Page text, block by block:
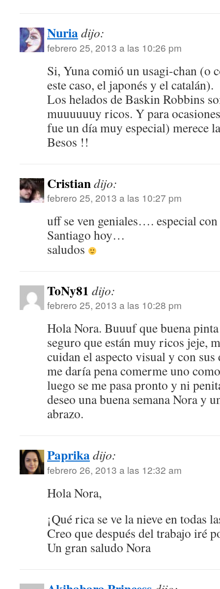
Nuriadijo:
febrero 25, 2013 a las 10:26 pm
Si, Yuna comió un usagi-chan (o
este caso, el japonés y el catalán).
Los helados de Baskin Robbins
muuuuuuy ricos. Y para
fue un día muy especial) merece
Besos !!
Cristiandijo:
febrero 25, 2013 a las 10:27 pm
uff se ven geniales…. especial con
Santiago hoy…
saludos
ToNy81 dijo:
febrero 25, 2013 a las 10:28 pm
Hola Nora. Buuuf que buena
seguro que están muy ricos jeje,
cuidan el aspecto visual y con
me daría pena comerme uno
luego se me pasa pronto y ni
deseo una buena semana Nora y
abrazo.
Paprikadijo:
febrero 26, 2013 a las 12:32 am
Hola Nora,
¡Qué rica se ve la nieve en todas
Creo que después del trabajo iré
Un gran saludo Nora